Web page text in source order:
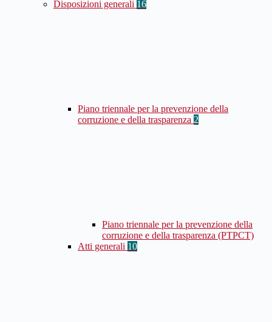
Disposizioni generali 16
Piano triennale per la prevenzione della
corruzione e della trasparenza 2
Piano triennale per la prevenzione della
corruzione e della trasparenza (PTPCT)
Atti generali 10